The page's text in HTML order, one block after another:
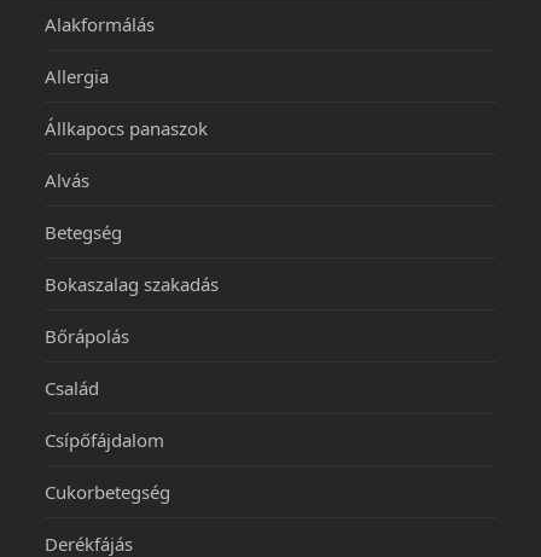
Alakformálás
Allergia
Állkapocs panaszok
Alvás
Betegség
Bokaszalag szakadás
Bőrápolás
Család
Csípőfájdalom
Cukorbetegség
Derékfájás